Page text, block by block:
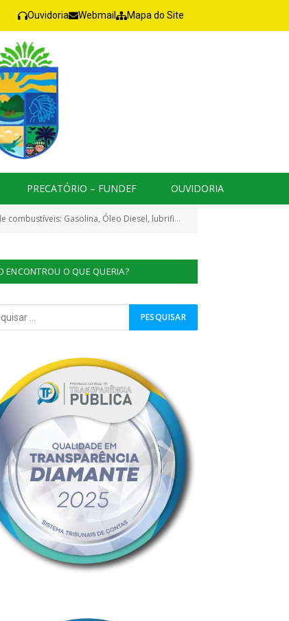
Ouvidoria Webmail Mapa do Site
PRECATÓRIO – FUNDEF OUVIDORIA
da Prefeitura Municipal de Jacareacanga na cidade de Paranaíta/MT, para fins das Atividades da DAFAZ)
ENCONTROU O QUE QUERIA?